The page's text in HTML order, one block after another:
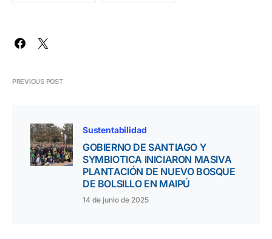
PREVIOUS POST
Sustentabilidad
GOBIERNO DE SANTIAGO Y
SYMBIOTICA INICIARON MASIVA
PLANTACIÓN DE NUEVO BOSQUE
DE BOLSILLO EN MAIPÚ
14 de junio de 2025